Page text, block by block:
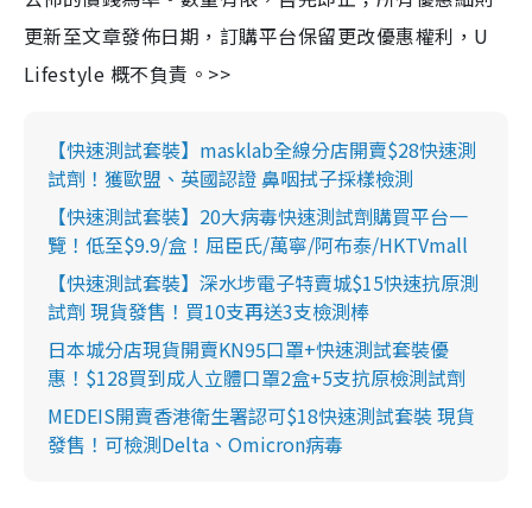
更新至文章發佈日期，訂購平台保留更改優惠權利，U
Lifestyle 概不負責。>>
【快速測試套裝】masklab全線分店開賣$28快速測
試劑！獲歐盟、英國認證 鼻咽拭子採樣檢測
【快速測試套裝】20大病毒快速測試劑購買平台一
覽！低至$9.9/盒！屈臣氏/萬寧/阿布泰/HKTVmall
【快速測試套裝】深水埗電子特賣城$15快速抗原測
試劑 現貨發售！買10支再送3支檢測棒
日本城分店現貨開賣KN95口罩+快速測試套裝優
惠！$128買到成人立體口罩2盒+5支抗原檢測試劑
MEDEIS開賣香港衛生署認可$18快速測試套裝 現貨
發售！可檢測Delta、Omicron病毒